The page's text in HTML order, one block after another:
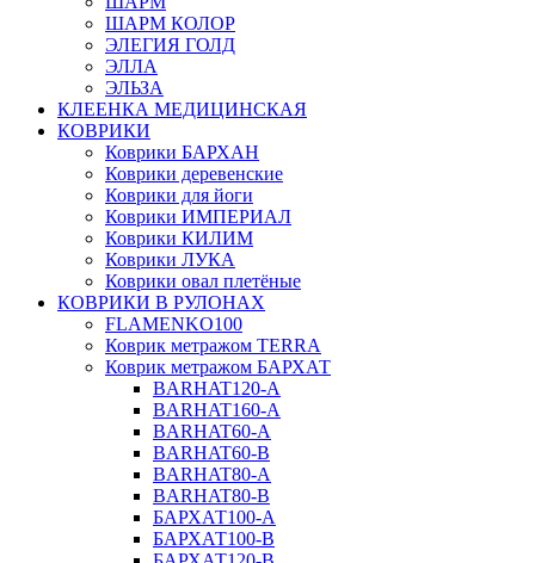
ШАРМ КОЛОР
ЭЛЕГИЯ ГОЛД
ЭЛЛА
ЭЛЬЗА
КЛЕЕНКА МЕДИЦИНСКАЯ
КОВРИКИ
Коврики БАРХАН
Коврики деревенские
Коврики для йоги
Коврики ИМПЕРИАЛ
Коврики КИЛИМ
Коврики ЛУКА
Коврики овал плетёные
КОВРИКИ В РУЛОНАХ
FLAMENKO100
Коврик метражом TERRA
Коврик метражом БАРХАТ
BARHAT120-A
BARHAT160-A
BARHAT60-A
BARHAT60-B
BARHAT80-A
BARHAT80-B
БАРХАТ100-A
БАРХАТ100-B